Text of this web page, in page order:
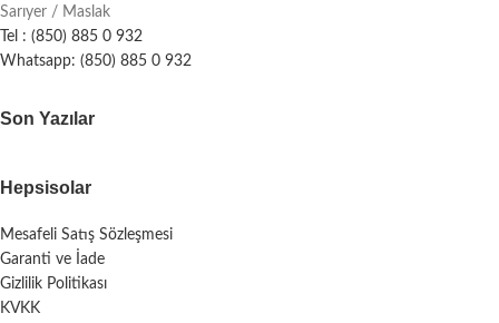
Sarıyer / Maslak
Tel : (850) 885 0 932
Whatsapp: (850) 885 0 932
Son Yazılar
Hepsisolar
Mesafeli Satış Sözleşmesi
Garanti ve İade
Gizlilik Politikası
KVKK